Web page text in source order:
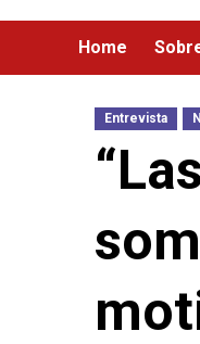
Home
Entrevista